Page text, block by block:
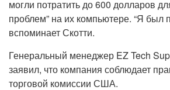
могли потратить до 600 долларов
проблем” на их компьютере. “Я был
вспоминает Скотти.
Генеральный менеджер EZ Tech
заявил, что компания соблюдает
торговой комиссии США.